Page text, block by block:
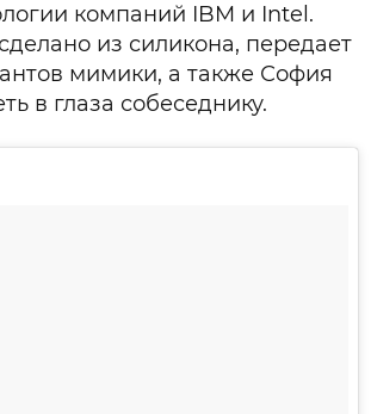
компаний IBM и Intel.
из силикона, передает
мимики, а также София
в глаза собеседнику.